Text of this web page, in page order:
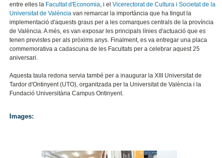
entre elles la Facultat d'Economia , i elVicerectorat de Cultura i Societat de la
Universitat de València van remarcar la importància que ha tingut la
implementació d'aquests graus per a les comarques centrals de la província
de València. A més, es van exposar les principals línies d'actuació que es
tenen previstes per als pròxims anys. Finalment, es va entregar una placa
commemorativa a cadascuna de les Facultats per a celebrar aquest 25
aniversari.
Aquesta taula redona servia també per a inaugurar la XIII Universitat de
Tardor d'Ontinyent (UTO), organitzada per la Universitat de València i la
Fundació Universitària Campus Ontinyent.
Images: